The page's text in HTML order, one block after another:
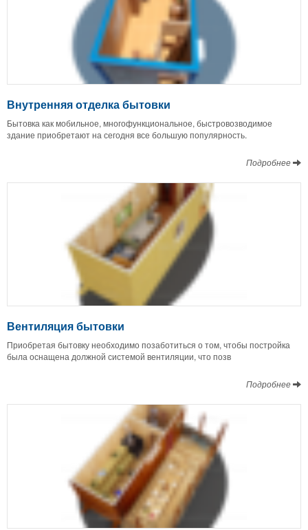
Внутренняя отделка бытовки
Бытовка как мобильное, многофункциональное, быстровозводимое
здание приобретают на сегодня все большую популярность.
Подробнее
Вентиляция бытовки
Приобретая бытовку необходимо позаботиться о том, чтобы постройка
была оснащена должной системой вентиляции, что позв
Подробнее